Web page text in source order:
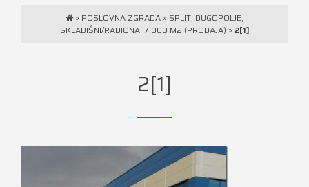
» POSLOVNA ZGRADA » SPLIT, DUGOPOLJE,
SKLADIŠNI/RADIONA, 7.000 M2 (PRODAJA) » 2[1]
2[1]